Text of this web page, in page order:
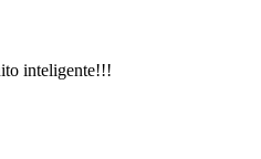
inteligente!!!